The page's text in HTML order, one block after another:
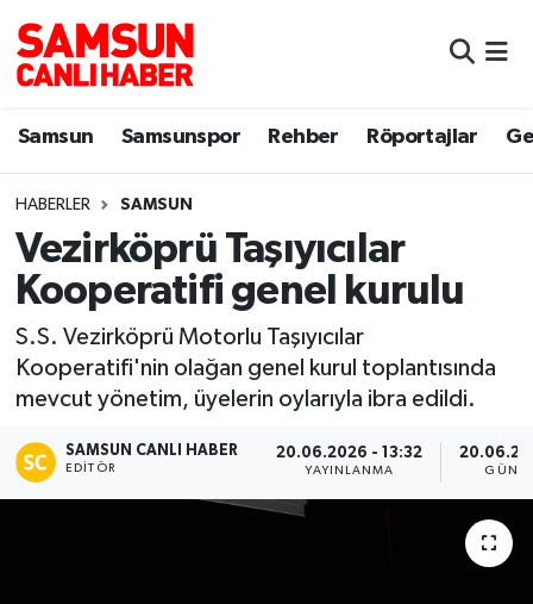
Samsun Samsunspor Rehber Röportajlar
HABERLER SAMSUN
Vezirköprü Taşıyıcılar
Kooperatifi genel kurulu
S.S. Vezirköprü Motorlu Taşıyıcılar
Kooperatifi'nin olağan genel kurul toplantısında
mevcut yönetim, üyelerin oylarıyla ibra edildi.
SAMSUN CANLI HABER
EDITÖR
20.06.2026 - 13:32
YAYINLANMA
Samsun
Sokak Röportajları
Dünya
Eğitim
Sağlık
Samsun Nöbetçi Eczaneler
Samsun Hava Durumu
Samsun Namaz Vakitleri
Samsun Trafik Yoğunluk Haritası
Süper Lig Puan Durumu ve Fikstür
Tüm Manşetler
Son Dakika Haberleri